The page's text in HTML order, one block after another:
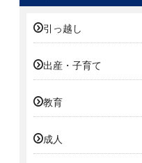
引っ越し
出産・子育て
教育
成人